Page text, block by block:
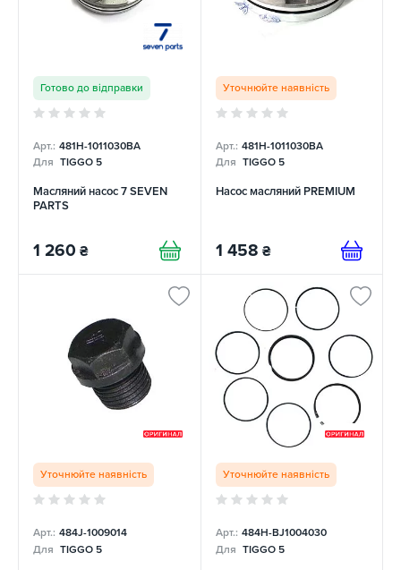
Готово до відправки
Арт.: 481H-1011030BA
Для TIGGO 5
Масляний насос 7 SEVEN
PARTS
1 260 ₴
Уточнюйте наявність
Арт.: 481H-1011030BA
Для TIGGO 5
Насос масляний PREMIUM
1 458 ₴
Уточнюйте наявність
Арт.: 484J-1009014
Для TIGGO 5
Уточнюйте наявність
Арт.: 484H-BJ1004030
Для TIGGO 5